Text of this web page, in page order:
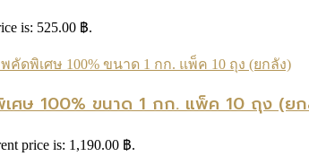
is: 525.00 ฿.
เศษ 100% ขนาด 1 กก. แพ็ค 10 ถุง (ย
price is: 1,190.00 ฿.